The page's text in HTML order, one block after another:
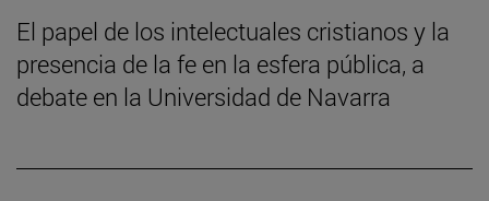
El papel de los intelectuales cristianos y la
presencia de la fe en la esfera pública, a
debate en la Universidad de Navarra